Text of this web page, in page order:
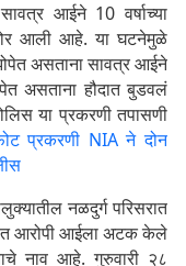
आईने 10 वर्षाच्या
आली आहे. या घटनेमुळे
असताना सावत्र आईने
असताना हौदात बुडवलं
या प्रकरणी तपासणी
प्रकरणी NIA ने दोन
नळदुर्ग परिसरात
आरोपी आईला अटक केले
नाव आहे. गुरुवारी २८